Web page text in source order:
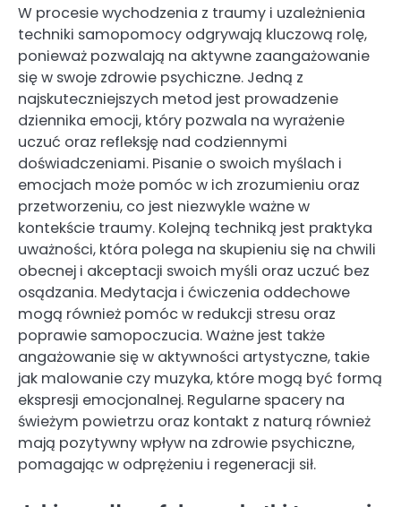
W procesie wychodzenia z traumy i uzależnienia
techniki samopomocy odgrywają kluczową rolę,
ponieważ pozwalają na aktywne zaangażowanie
się w swoje zdrowie psychiczne. Jedną z
najskuteczniejszych metod jest prowadzenie
dziennika emocji, który pozwala na wyrażenie
uczuć oraz refleksję nad codziennymi
doświadczeniami. Pisanie o swoich myślach i
emocjach może pomóc w ich zrozumieniu oraz
przetworzeniu, co jest niezwykle ważne w
kontekście traumy. Kolejną techniką jest praktyka
uważności, która polega na skupieniu się na chwili
obecnej i akceptacji swoich myśli oraz uczuć bez
osądzania. Medytacja i ćwiczenia oddechowe
mogą również pomóc w redukcji stresu oraz
poprawie samopoczucia. Ważne jest także
angażowanie się w aktywności artystyczne, takie
jak malowanie czy muzyka, które mogą być formą
ekspresji emocjonalnej. Regularne spacery na
świeżym powietrzu oraz kontakt z naturą również
mają pozytywny wpływ na zdrowie psychiczne,
pomagając w odprężeniu i regeneracji sił.